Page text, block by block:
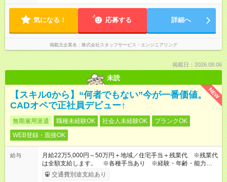
気になる！ 応募する 詳細へ
掲載元企業名 株式会社スタッフサービス・エンジニアリング
掲載日：2026.08.06
未読
NEW
【スキル0から】“何者でもない”今が一番価値。
CADオペで正社員デビュー↑
無期雇用派遣 職種未経験OK 社会人未経験OK
ブランクOK
WEB登録・面接OK
給与
月給22万5,000円～50万円＋地域／住宅手当＋残業代 ※残業代
は全額支給します。 ※各種手当あり ※経験・年齢・能力等を
考慮して加給・優遇します。
交通費別途支給あり